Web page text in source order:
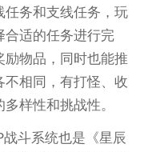
任务和支线任务，玩
合适的任务进行完
励物品，同时也能推
相同，有打怪、收
样性和挑战性。
斗系统也是《星辰